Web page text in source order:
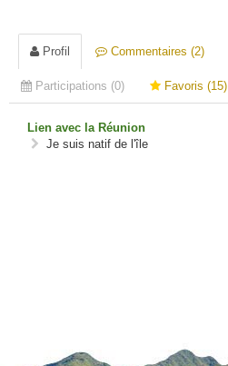
Profil Commentaires (2)
Participations (0) Favoris (15)
Lien avec la Réunion
Je suis natif de l'île